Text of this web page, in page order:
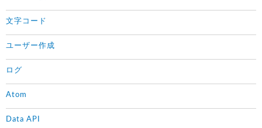
文字コード
ユーザー作成
ログ
Atom
Data API